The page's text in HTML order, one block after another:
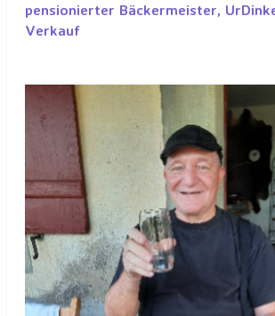
pensionierter Bäckermeister,
Verkauf